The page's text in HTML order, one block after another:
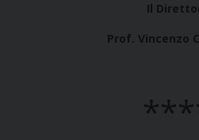
Il
Prof. Vincenzo